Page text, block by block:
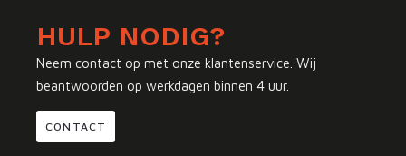
HULP NODIG?
Neem contact op met onze klantenservice. Wij
beantwoorden op werkdagen binnen 4 uur.
CONTACT